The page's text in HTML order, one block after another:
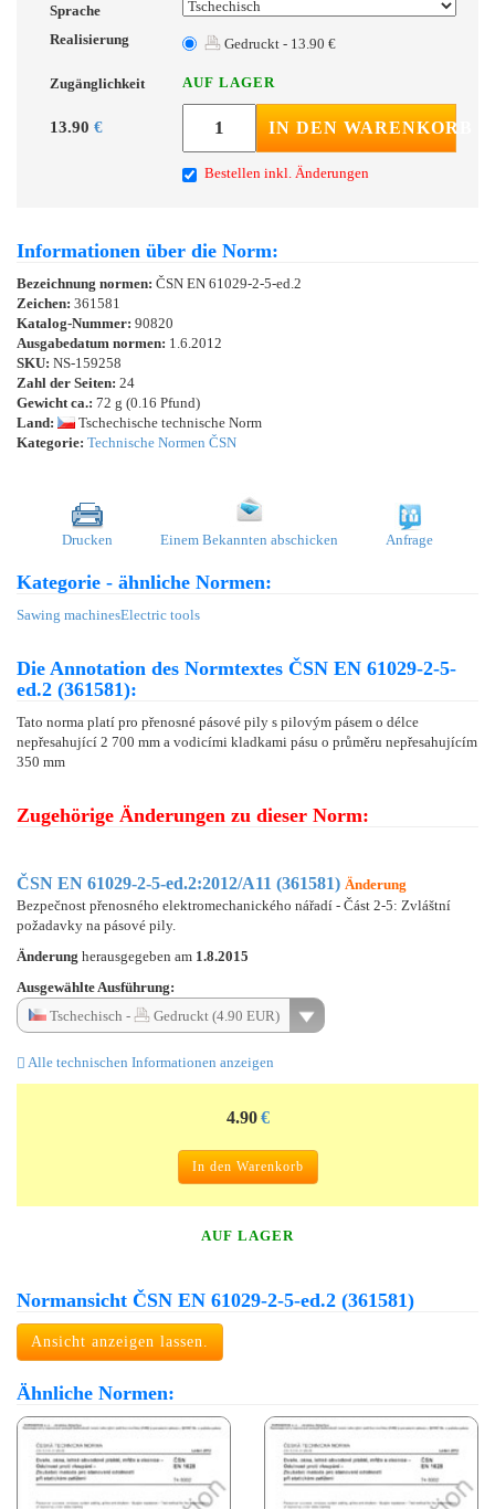
Sprache
Realisierung
Gedruckt - 13.90 €
Zugänglichkeit AUF LAGER
13.90 € IN DEN WARENKORB
Bestellen inkl. Änderungen
Informationen über die Norm:
Bezeichnung normen: ČSN EN 61029-2-5-ed.2
Zeichen: 361581
Katalog-Nummer: 90820
Ausgabedatum normen: 1.6.2012
SKU: NS-159258
Zahl der Seiten: 24
Gewicht ca.: 72 g (0.16 Pfund)
Land:
Tschechische technische Norm
Kategorie: Technische Normen ČSN
Drucken Einem Bekannten abschicken Anfrage
Kategorie - ähnliche Normen:
Sawing machinesElectric tools
Die Annotation des Normtextes ČSN EN 61029-2-5-
ed.2 (361581):
Tato norma platí pro přenosné pásové pily s pilovým pásem o délce
nepřesahující 2 700 mm a vodicími kladkami pásu o průměru nepřesahujícím
350 mm
Zugehörige Änderungen zu dieser Norm:
ČSN EN 61029-2-5-ed.2:2012/A11 (361581) Änderung
Bezpečnost přenosného elektromechanického nářadí - Část 2-5: Zvláštní
požadavky na pásové pily.
Änderung herausgegeben am 1.8.2015
Ausgewählte Ausführung:
Tschechisch -
Gedruckt (4.90 EUR)
Alle technischen Informationen anzeigen
4.90 €
In den Warenkorb
AUF LAGER
Normansicht ČSN EN 61029-2-5-ed.2 (361581)
Ansicht anzeigen lassen.
Ähnliche Normen: